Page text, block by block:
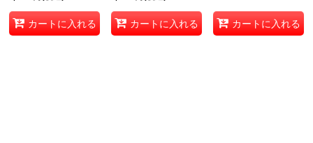
カートに入れる カートに入れる カートに入れる